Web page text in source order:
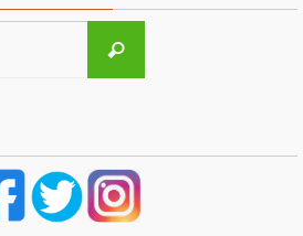
Recherche